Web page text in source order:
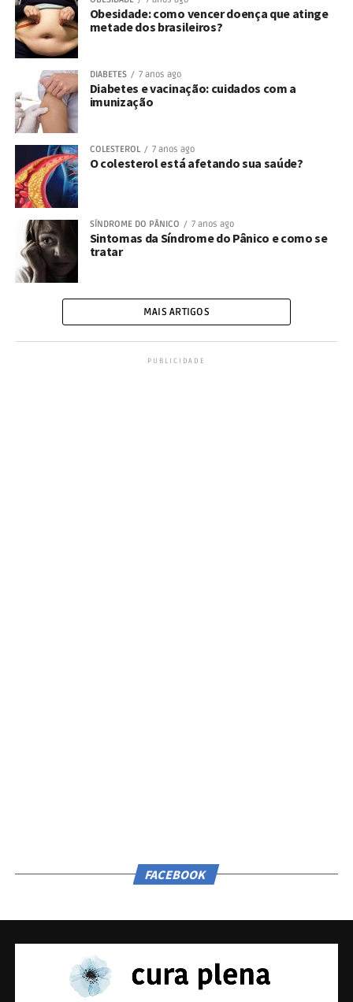
Obesidade: como vencer doença que atinge
metade dos brasileiros?
DIABETES 7 anos ago
Diabetes e vacinação: cuidados com a
imunização
COLESTEROL 7 anos ago
O colesterol está afetando sua saúde?
SÍNDROME DO PÂNICO 7 anos ago
Sintomas da Síndrome do Pânico e como se
tratar
MAIS ARTIGOS
PUBLICIDADE
FACEBOOK